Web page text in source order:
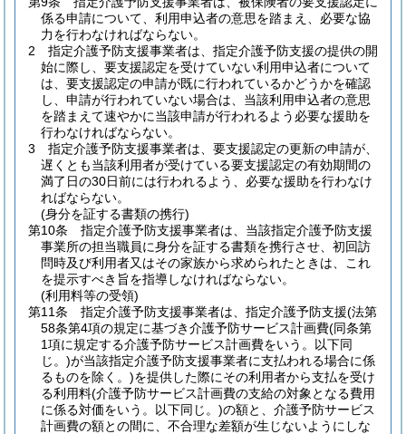
係る申請について、利用申込者の意思を踏まえ、必要な協
力を行わなければならない。
2
指定介護予防支援事業者は、指定介護予防支援の提供の開
始に際し、要支援認定を受けていない利用申込者について
は、要支援認定の申請が既に行われているかどうかを確認
し、申請が行われていない場合は、当該利用申込者の意思
を踏まえて速やかに当該申請が行われるよう必要な援助を
行わなければならない。
3
指定介護予防支援事業者は、要支援認定の更新の申請が、
遅くとも当該利用者が受けている要支援認定の有効期間の
満了日の30日前には行われるよう、必要な援助を行わなけ
ればならない。
(身分を証する書類の携行)
第10条
指定介護予防支援事業者は、当該指定介護予防支援
事業所の担当職員に身分を証する書類を携行させ、初回訪
問時及び利用者又はその家族から求められたときは、これ
を提示すべき旨を指導しなければならない。
(利用料等の受領)
第11条
指定介護予防支援事業者は、指定介護予防支援(法第
58条第4項の規定に基づき介護予防サービス計画費(同条第
1項に規定する介護予防サービス計画費をいう。以下同
じ。)が当該指定介護予防支援事業者に支払われる場合に係
るものを除く。)を提供した際にその利用者から支払を受け
る利用料(介護予防サービス計画費の支給の対象となる費用
に係る対価をいう。以下同じ。)の額と、介護予防サービス
計画費の額との間に、不合理な差額が生じないようにしな